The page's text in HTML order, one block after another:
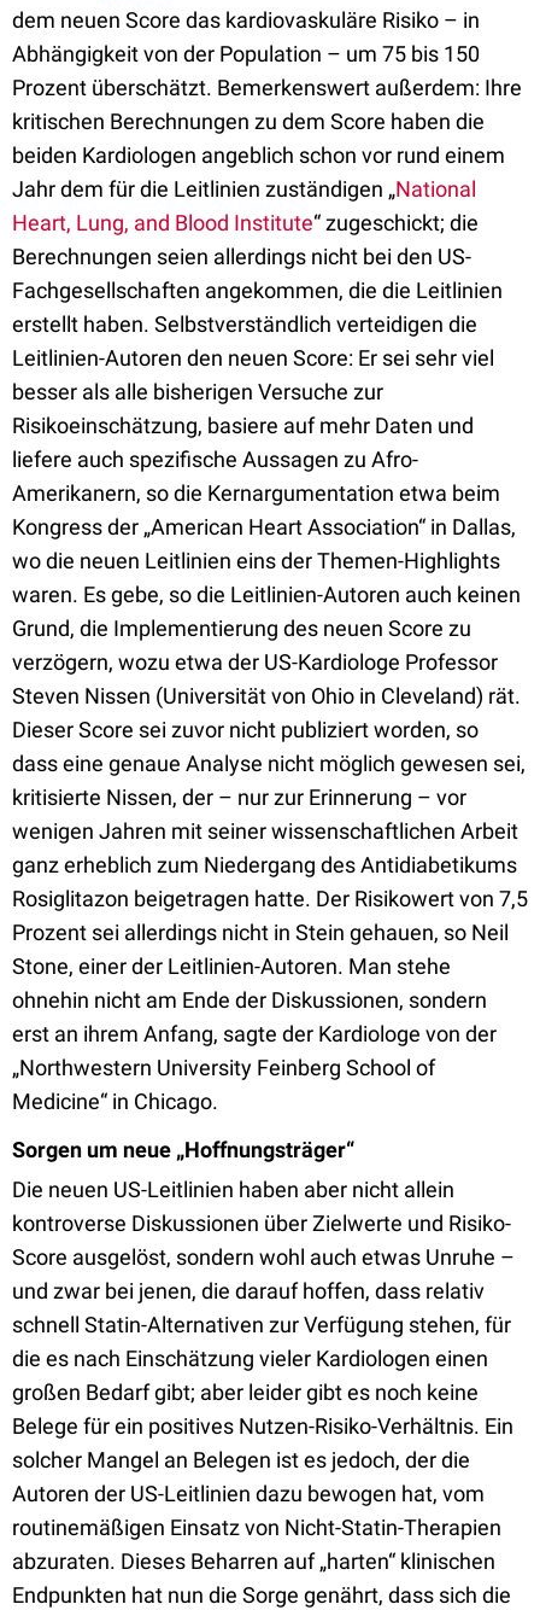
dem neuen Score das kardiovaskuläre Risiko – in
Abhängigkeit von der Population – um 75 bis 150
Prozent überschätzt. Bemerkenswert außerdem: Ihre
kritischen Berechnungen zu dem Score haben die
beiden Kardiologen angeblich schon vor rund einem
Jahr dem für die Leitlinien zuständigen „National
Heart, Lung, and Blood Institute“ zugeschickt; die
Berechnungen seien allerdings nicht bei den US-
Fachgesellschaften angekommen, die die Leitlinien
erstellt haben. Selbstverständlich verteidigen die
Leitlinien-Autoren den neuen Score: Er sei sehr viel
besser als alle bisherigen Versuche zur
Risikoeinschätzung, basiere auf mehr Daten und
liefere auch spezifische Aussagen zu Afro-
Amerikanern, so die Kernargumentation etwa beim
Kongress der „American Heart Association“ in Dallas,
wo die neuen Leitlinien eins der Themen-Highlights
waren. Es gebe, so die Leitlinien-Autoren auch keinen
Grund, die Implementierung des neuen Score zu
verzögern, wozu etwa der US-Kardiologe Professor
Steven Nissen (Universität von Ohio in Cleveland) rät.
Dieser Score sei zuvor nicht publiziert worden, so
dass eine genaue Analyse nicht möglich gewesen sei,
kritisierte Nissen, der – nur zur Erinnerung – vor
wenigen Jahren mit seiner wissenschaftlichen Arbeit
ganz erheblich zum Niedergang des Antidiabetikums
Rosiglitazon beigetragen hatte. Der Risikowert von 7,5
Prozent sei allerdings nicht in Stein gehauen, so Neil
Stone, einer der Leitlinien-Autoren. Man stehe
ohnehin nicht am Ende der Diskussionen, sondern
erst an ihrem Anfang, sagte der Kardiologe von der
„Northwestern University Feinberg School of
Medicine“ in Chicago.
Sorgen um neue „Hoffnungsträger“
Die neuen US-Leitlinien haben aber nicht allein
kontroverse Diskussionen über Zielwerte und Risiko-
Score ausgelöst, sondern wohl auch etwas Unruhe –
und zwar bei jenen, die darauf hoffen, dass relativ
schnell Statin-Alternativen zur Verfügung stehen, für
die es nach Einschätzung vieler Kardiologen einen
großen Bedarf gibt; aber leider gibt es noch keine
Belege für ein positives Nutzen-Risiko-Verhältnis. Ein
solcher Mangel an Belegen ist es jedoch, der die
Autoren der US-Leitlinien dazu bewogen hat, vom
routinemäßigen Einsatz von Nicht-Statin-Therapien
abzuraten. Dieses Beharren auf „harten“ klinischen
Endpunkten hat nun die Sorge genährt, dass sich die